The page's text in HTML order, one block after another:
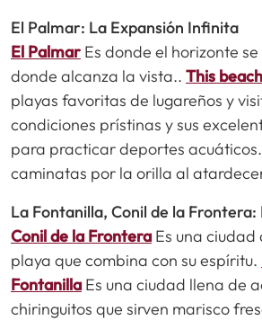
El Palmar: La Expansión Infinita
El PalmarEs donde el horizonte
donde alcanza la vista.. This beach
playas favoritas de lugareños y
condiciones prístinas y sus
para practicar deportes
caminatas por la orilla al
La Fontanilla, Conil de la
Conil de la Frontera Es una
playa que combina con su espíritu.
Fontanilla Es una ciudad llena de
chiringuitos que sirven marisco